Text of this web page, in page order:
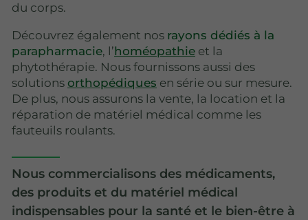
du corps.
Découvrez également nos rayons dédiés à la
parapharmacie, l’homéopathie et la
phytothérapie. Nous fournissons aussi des
solutions orthopédiques en série ou sur mesure.
De plus, nous assurons la vente, la location et la
réparation de matériel médical comme les
fauteuils roulants.
Nous commercialisons des médicaments,
des produits et du matériel médical
indispensables pour la santé et le bien-être à